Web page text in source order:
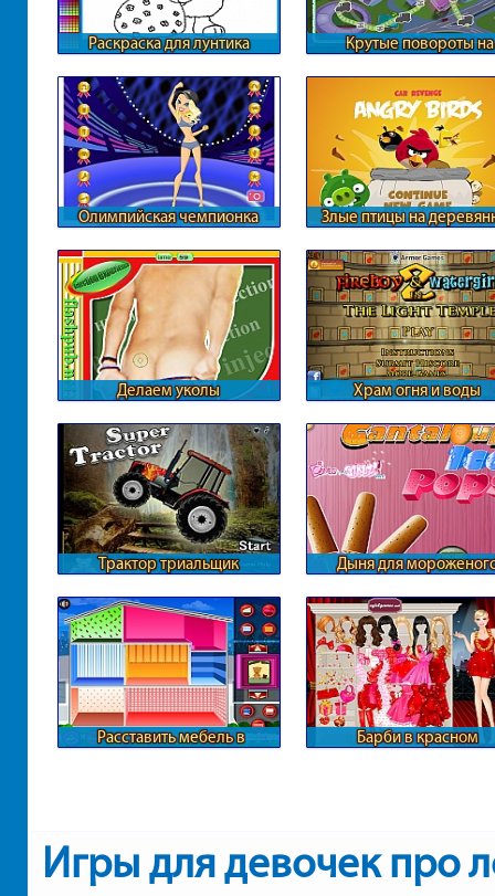
Раскраска для лунтика
Крутые повороты на
Олимпийская чемпионка
Злые птицы на
Делаем уколы Храм огня и воды
Трактор триальщик Дыня для
Расставить мебель в
Барби в красном
Игры для девочек про